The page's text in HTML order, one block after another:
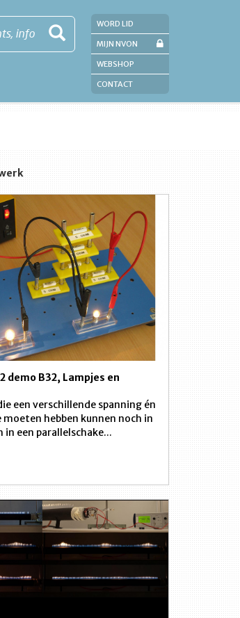
info
WORD LID
MIJN NVON
WEBSHOP
CONTACT
demo B32, Lampjes en
een verschillende spanning én
hebben kunnen noch in
in een parallelschake...